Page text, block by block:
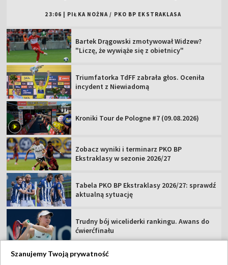
23:06 PIŁKA NOŻNA / PKO BP EKSTRAKLASA
Bartek Drągowski zmotywował Widzew?
"Liczę, że wywiąże się z obietnicy"
Triumfatorka TdFF zabrała głos. Oceniła
incydent z Niewiadomą
Kroniki Tour de Pologne #7 (09.08.2026)
Zobacz wyniki i terminarz PKO BP
Ekstraklasy w sezonie 2026/27
Tabela PKO BP Ekstraklasy 2026/27: sprawdź
aktualną sytuację
Trudny bój wiceliderki rankingu. Awans do
ćwierćfinału
Szanujemy Twoją prywatność